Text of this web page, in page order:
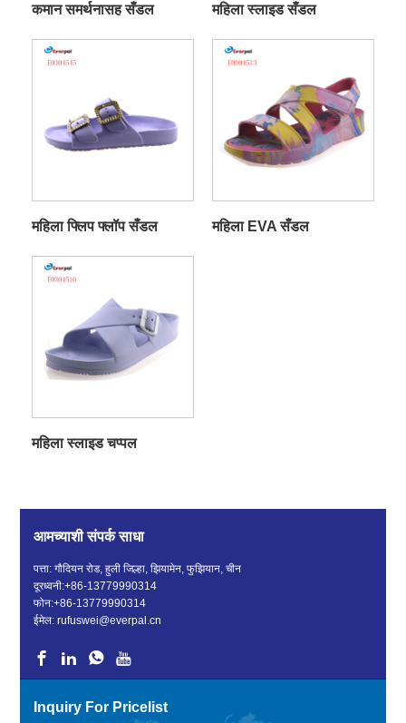
कमान समर्थनासह सँडल महिला स्लाइड सँडल
महिला फ्लिप फ्लॉप सँडल महिला EVA सँडल
महिला स्लाइड चप्पल
आमच्याशी संपर्क साधा
पत्ता: गौदियन रोड, हुली जिल्हा, झियामेन, फुझियान, चीन
दूरध्वनी:+86-13779990314
फोन:+86-13779990314
ईमेल:rufuswei@everpal.cn
Inquiry For Pricelist